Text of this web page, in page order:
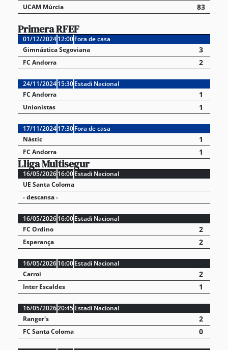
UCAM Múrcia 83
Primera RFEF
01/12/202412:00Fora de casa
Gimnástica Segoviana
3
FC Andorra 2
24/11/202415:30Estadi Nacional
FC Andorra
1
Unionistas 1
17/11/202417:30Fora de casa
Nàstic
1
FC Andorra 1
Lliga Multisegur
16/05/202616:00Estadi Nacional
UE Santa Coloma
- descansa -
16/05/202616:00Estadi Nacional
FC Ordino
2
Esperança 2
16/05/202616:00Estadi Nacional
Carroi
2
Inter Escaldes 1
16/05/202620:45Estadi Nacional
Ranger's
2
FC Santa Coloma 0